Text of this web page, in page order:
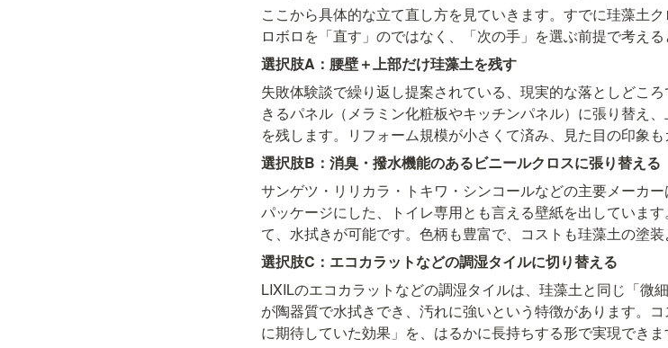
ここから具体的な立て直し方を見ていきます。すでに珪藻土
ロボロを「直す」のではなく、「次の手」を選ぶ前提で考える
選択肢A：腰壁＋上部だけ珪藻土を残す
失敗体験談で繰り返し提案されている、現実的な落としどこ
きるパネル（メラミン化粧板やキッチンパネル）に張り替え
を残します。リフォーム規模が小さくて済み、見た目の印象も
選択肢B：消臭・撥水機能のあるビニールクロスに張り替える
サンゲツ・リリカラ・トキワ・シンコールなどの主要メーカ
パッケージにした、トイレ専用とも言える壁紙を出していま
て、水拭きが可能です。色柄も豊富で、コストも珪藻土の塗装
選択肢C：エコカラットなどの調湿タイルに切り替える
LIXILのエコカラットなどの調湿タイルは、珪藻土と同じ「微
が陶器質で水拭きでき、汚れに強いという特徴があります。
に期待していた効果」を、はるかに長持ちする形で実現できま